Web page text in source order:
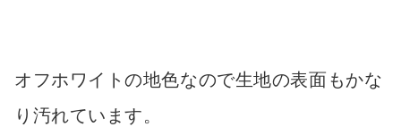
オフホワイトの地色なので生地の表面もかな
り汚れています。